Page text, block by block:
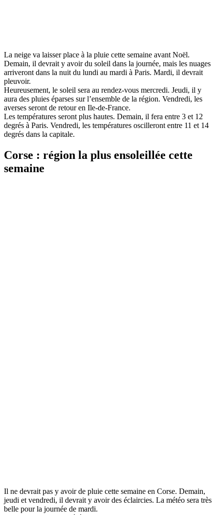
La neige va laisser place à la pluie cette semaine avant Noël.
Demain, il devrait y avoir du soleil dans la journée, mais les nuages
arriveront dans la nuit du lundi au mardi à Paris. Mardi, il devrait
pleuvoir.
Heureusement, le soleil sera au rendez-vous mercredi. Jeudi, il y
aura des pluies éparses sur l’ensemble de la région. Vendredi, les
averses seront de retour en Ile-de-France.
Les températures seront plus hautes. Demain, il fera entre 3 et 12
degrés à Paris. Vendredi, les températures oscilleront entre 11 et 14
degrés dans la capitale.
Corse : région la plus ensoleillée cette
semaine
Il ne devrait pas y avoir de pluie cette semaine en Corse. Demain,
jeudi et vendredi, il devrait y avoir des éclaircies. La météo sera très
belle pour la journée de mardi.